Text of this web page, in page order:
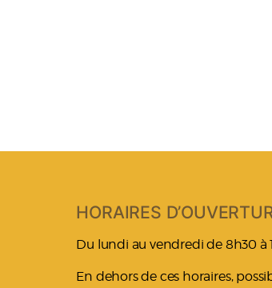
HORAIRES
Du lundi au vendredi de 8h30 à
En dehors de ces horaires,